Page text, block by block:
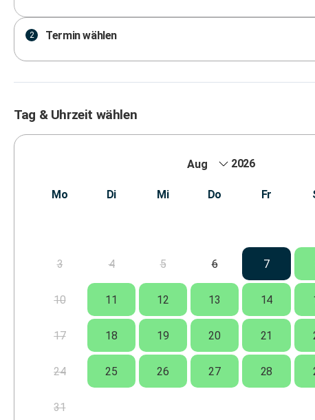
Tag & Uhrzeit wählen
2026
Mo Di Mi Do Fr
3 4 5 6 7
10 11 12 13 14
17 18 19 20 21
24 25 26 27 28
31
2 Termin wählen